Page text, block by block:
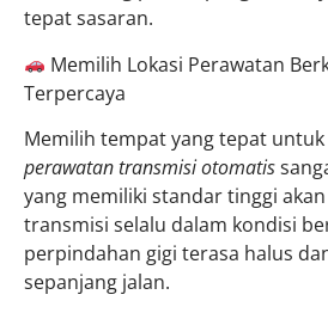
tepat sasaran.
Memilih Lokasi Perawatan
Terpercaya
Memilih tempat yang tepat
perawatan transmisi otomatis
yang memiliki standar tinggi
transmisi selalu dalam kondisi
perpindahan gigi terasa halus
sepanjang jalan.